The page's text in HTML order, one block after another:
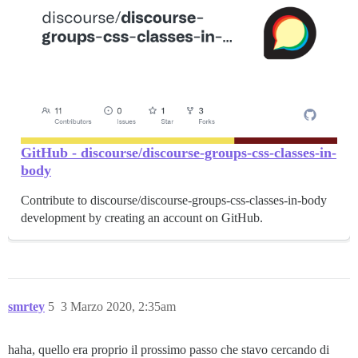
GitHub - discourse/discourse-groups-css-classes-in-
body
Contribute to discourse/discourse-groups-css-classes-in-body
development by creating an account on GitHub.
smrtey 3 Marzo 2020, 2:35am
5
haha, quello era proprio il prossimo passo che stavo cercando di